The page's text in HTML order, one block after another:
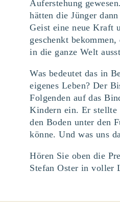
Auferstehung
hätten die Jünger
Geist eine neue Kraft
geschenkt
in die ganze Welt
Was bedeutet das in
eigenes Leben? Der
Folgenden auf das
Kindern ein. Er stellte
den Boden unter den
könne. Und was uns
Hören Sie oben die
Stefan Oster in voller